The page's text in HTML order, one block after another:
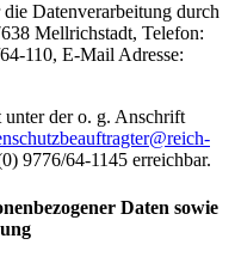
Datenverarbeitung durch
Mellrichstadt, Telefon:
110, E-Mail Adresse:
der o. g. Anschrift
9776/64-1145 erreichbar.
Daten sowie